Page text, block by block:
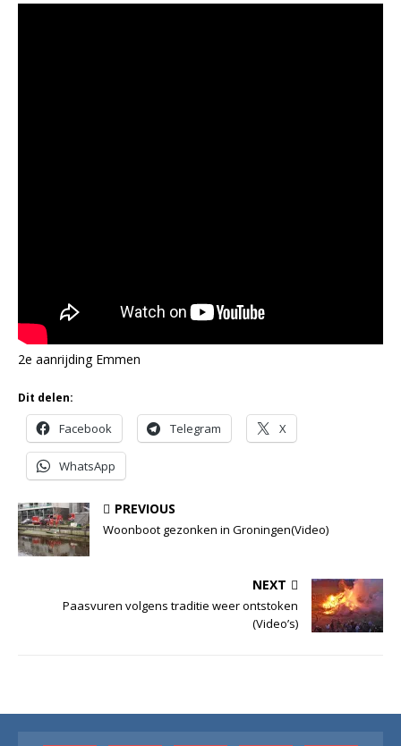
2e aanrijding Emmen
Dit delen:
Facebook Telegram X
WhatsApp
PREVIOUS
Woonboot gezonken in Groningen(Video)
NEXT
Paasvuren volgens traditie weer ontstoken
(Video’s)